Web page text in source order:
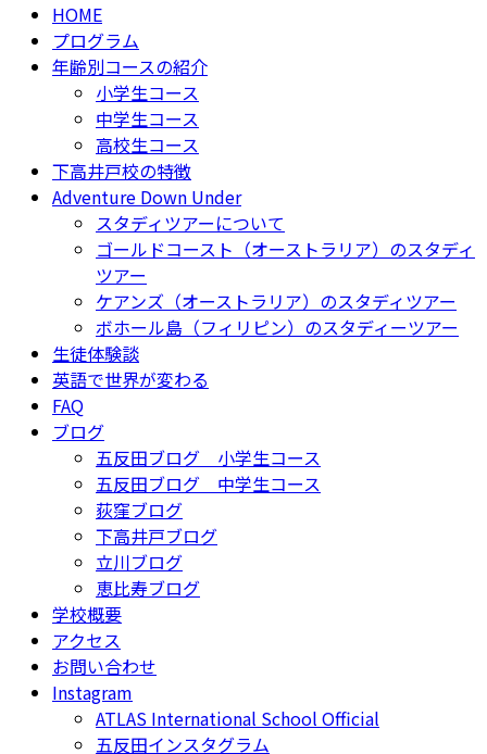
HOME
プログラム
年齢別コースの紹介
小学生コース
中学生コース
高校生コース
下高井戸校の特徴
Adventure Down Under
スタディツアーについて
ゴールドコースト（オーストラリア）のスタディ
ツアー
ケアンズ（オーストラリア）のスタディツアー
ボホール島（フィリピン）のスタディーツアー
生徒体験談
英語で世界が変わる
FAQ
ブログ
五反田ブログ 小学生コース
五反田ブログ 中学生コース
荻窪ブログ
下高井戸ブログ
立川ブログ
恵比寿ブログ
学校概要
アクセス
お問い合わせ
Instagram
ATLAS International School Official
五反田インスタグラム